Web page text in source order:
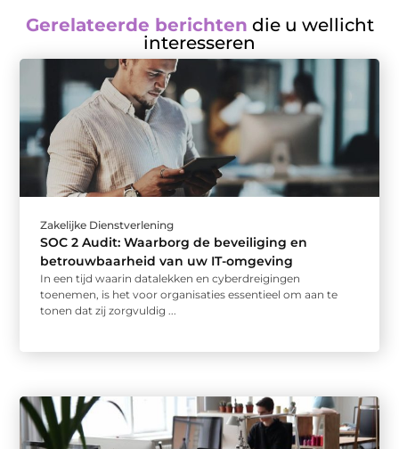
Gerelateerde berichten die u wellicht
interesseren
Zakelijke Dienstverlening
SOC 2 Audit: Waarborg de beveiliging en
betrouwbaarheid van uw IT-omgeving
In een tijd waarin datalekken en cyberdreigingen
toenemen, is het voor organisaties essentieel om aan te
tonen dat zij zorgvuldig ...